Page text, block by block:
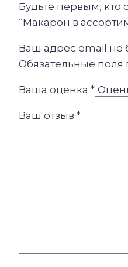
Будьте первым, кто
“Макарон в
Ваш адрес email не
Обязательные
Ваша оценка *
Ваш отзыв *